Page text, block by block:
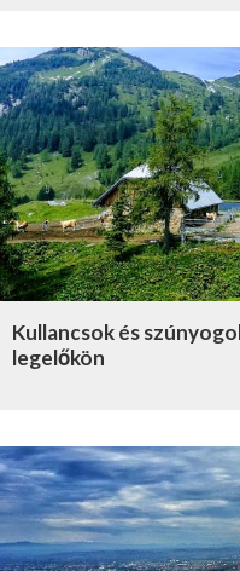
Kullancsok és
legelőkön